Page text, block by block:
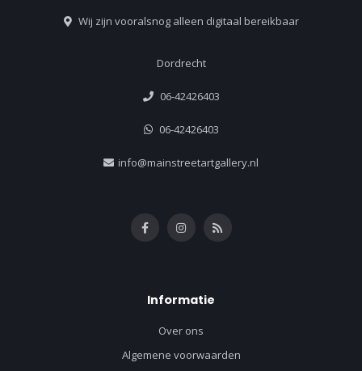
Wij zijn vooralsnog alleen digitaal bereikbaar
Dordrecht
06-42426403
06-42426403
info@mainstreetartgallery.nl
Informatie
Over ons
Algemene voorwaarden